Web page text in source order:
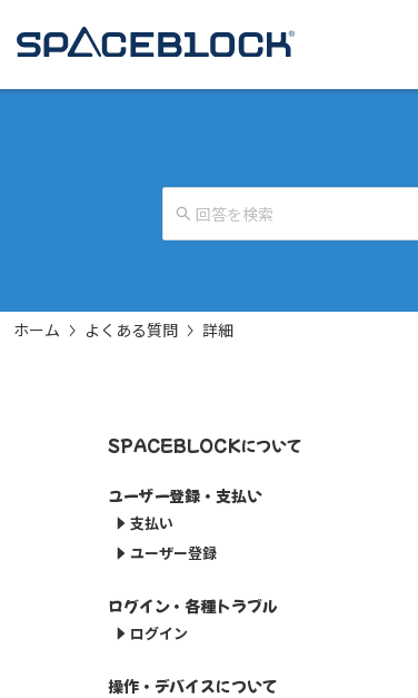
ホーム よくある質問 詳細
SPACEBLOCKについて
ユーザー登録・支払い
支払い
ユーザー登録
ログイン・各種トラブル
ログイン
操作・デバイスについて